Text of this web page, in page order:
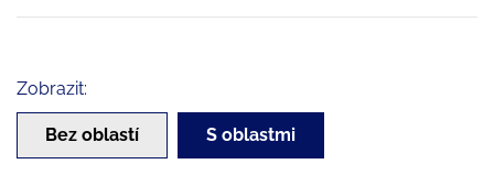
Zobrazit:
Bez oblastí S oblastmi